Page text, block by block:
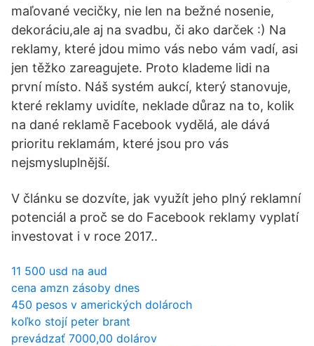
maľované vecičky, nie len na bežné nosenie,
dekoráciu,ale aj na svadbu, či ako darček :) Na
reklamy, které jdou mimo vás nebo vám vadí, asi
jen těžko zareagujete. Proto klademe lidi na
první místo. Náš systém aukcí, který stanovuje,
které reklamy uvidíte, neklade důraz na to, kolik
na dané reklamě Facebook vydělá, ale dává
prioritu reklamám, které jsou pro vás
nejsmysluplnější.
V článku se dozvíte, jak využít jeho plný reklamní
potenciál a proč se do Facebook reklamy vyplatí
investovat i v roce 2017..
11 500 usd na aud
cena amzn zásoby dnes
450 pesos v amerických dolároch
koľko stojí peter brant
prevádzať 7000,00 dolárov